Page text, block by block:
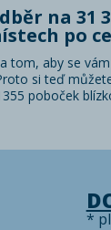
na 31
po
tom, aby se
si teď
poboček
*